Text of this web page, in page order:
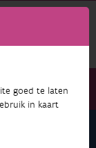
goed te laten
in kaart